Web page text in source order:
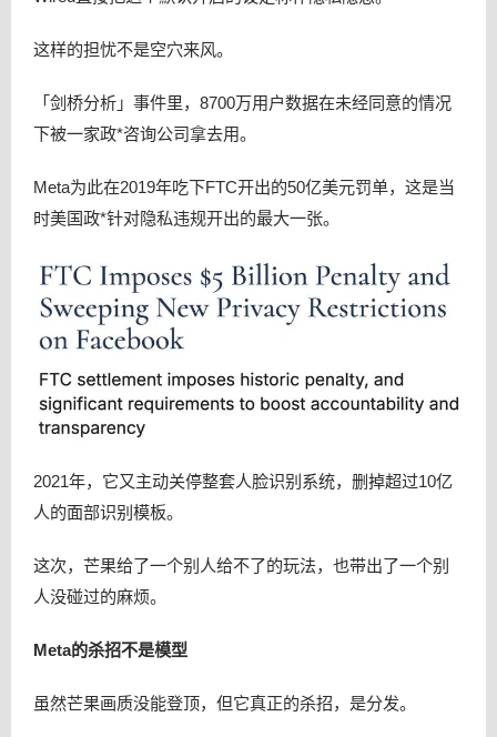
这样的担忧不是空穴来风。
「剑桥分析」事件里，8700万用户数据在未经同意的情况
下被一家政*咨询公司拿去用。
Meta为此在2019年吃下FTC开出的50亿美元罚单，这是当
时美国政*针对隐私违规开出的最大一张。
2021年，它又主动关停整套人脸识别系统，删掉超过10亿
人的面部识别模板。
这次，芒果给了一个别人给不了的玩法，也带出了一个别
人没碰过的麻烦。
Meta的杀招不是模型
虽然芒果画质没能登顶，但它真正的杀招，是分发。